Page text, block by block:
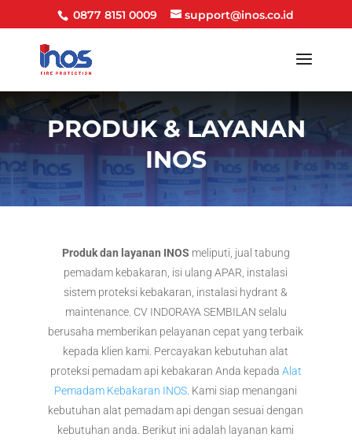
0877 8151 0009 support@inos.co.id
PRODUK & LAYANAN
INOS
Produk dan layanan INOS meliputi, jual tabung
pemadam kebakaran, isi ulang APAR, instalasi
sistem proteksi kebakaran, instalasi hydrant &
maintenance. CV INDORAYA SEMBILAN selalu
berusaha memberikan pelayanan cepat yang terbaik
kepada klien kami. Percayakan kebutuhan alat
proteksi pemadam api kebakaran Anda kepada Alat
Pemadam Kebakaran INOS . Kami siap menangani
kebutuhan alat pemadam api dengan sesuai dengan
kebutuhan anda. Berikut ini adalah layanan kami